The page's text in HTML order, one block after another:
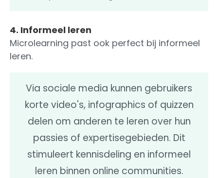
4. Informeel leren
Microlearning past ook perfect bij informeel
leren.
Via sociale media kunnen gebruikers
korte video's, infographics of quizzen
delen om anderen te leren over hun
passies of expertisegebieden. Dit
stimuleert kennisdeling en informeel
leren binnen online communities.